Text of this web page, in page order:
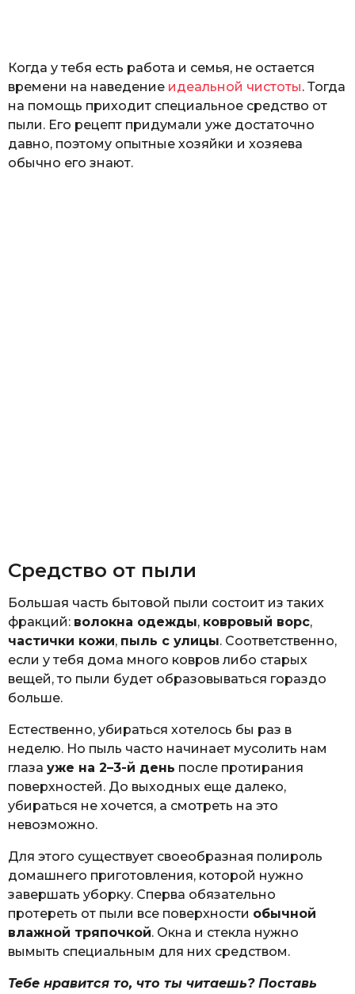
Когда у тебя есть работа и семья, не остается
времени на наведение идеальной чистоты. Тогда
на помощь приходит специальное средство от
пыли. Его рецепт придумали уже достаточно
давно, поэтому опытные хозяйки и хозяева
обычно его знают.
Средство от пыли
Большая часть бытовой пыли состоит из таких
фракций: волокна одежды, ковровый ворс,
частички кожи, пыль с улицы. Соответственно,
если у тебя дома много ковров либо старых
вещей, то пыли будет образовываться гораздо
больше.
Естественно, убираться хотелось бы раз в
неделю. Но пыль часто начинает мусолить нам
глаза уже на 2–3-й день после протирания
поверхностей. До выходных еще далеко,
убираться не хочется, а смотреть на это
невозможно.
Для этого существует своеобразная полироль
домашнего приготовления, которой нужно
завершать уборку. Сперва обязательно
протереть от пыли все поверхности обычной
влажной тряпочкой. Окна и стекла нужно
вымыть специальным для них средством.
Тебе нравится то, что ты читаешь? Поставь